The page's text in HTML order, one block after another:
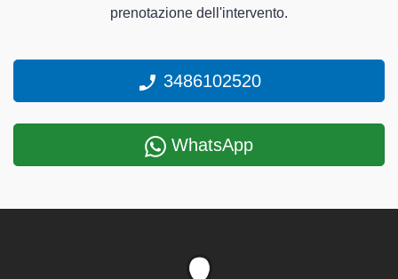
prenotazione dell'intervento.
3486102520
WhatsApp